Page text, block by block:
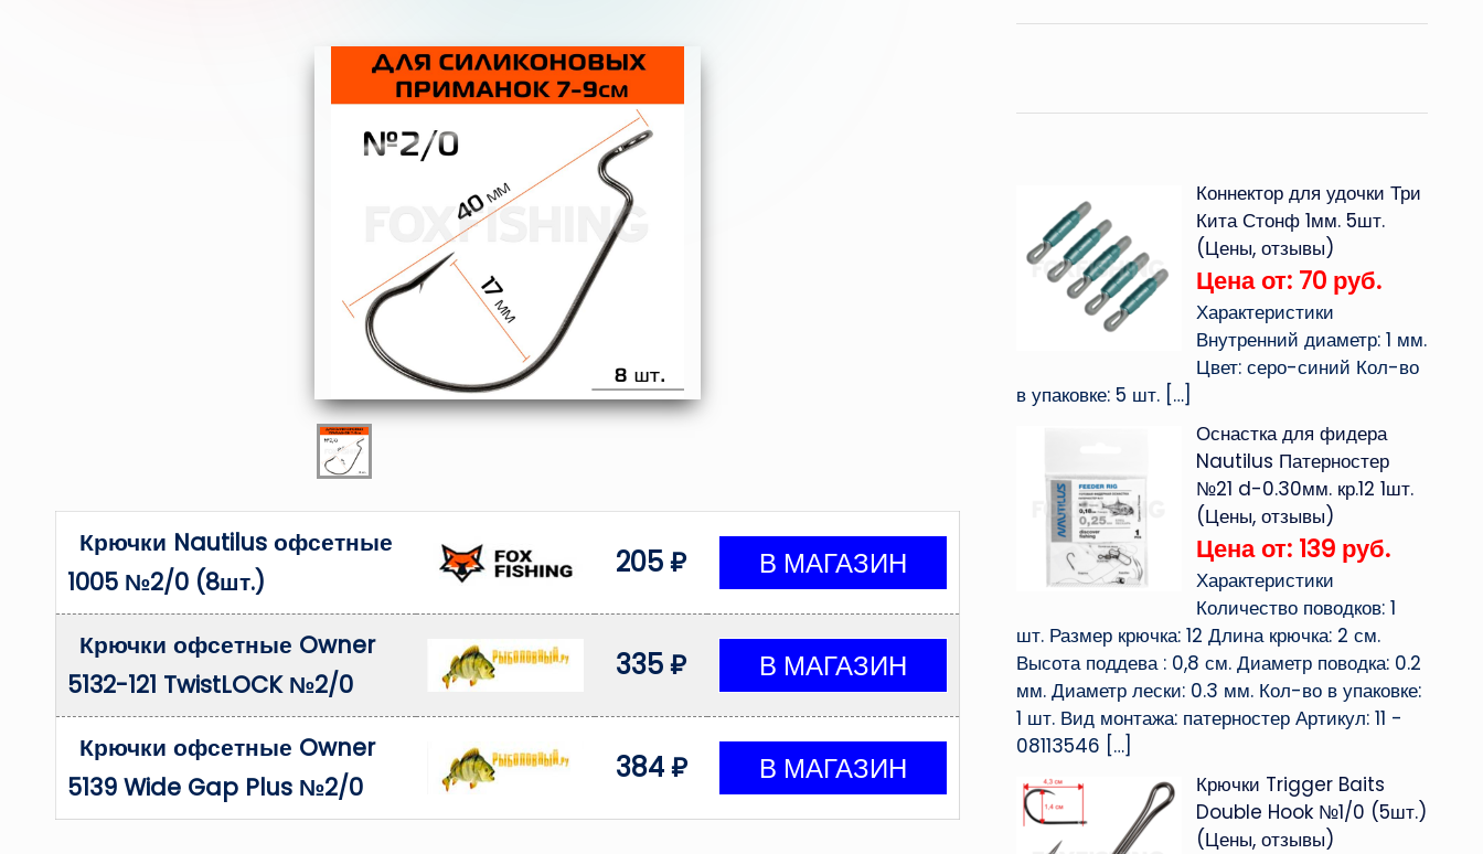
Крючки Nautilus офсетные
1005 №2/0 (8шт.)
205 ₽
Крючки офсетные Owner
5132-121 TwistLOCK №2/0
335 ₽
Крючки офсетные Owner
5139 Wide Gap Plus №2/0
384 ₽
Коннектор для удочки Три
Кита Стонф 1мм. 5шт.
(Цены, отзывы)
Цена от: 70 руб.
Характеристики
Внутренний диаметр: 1 мм.
Цвет: серо-синий Кол-во
в упаковке: 5 шт.[…]
Оснастка для фидера
Nautilus Патерностер
№21 d-0.30мм. кр.12 1шт.
(Цены, отзывы)
Цена от: 139 руб.
Характеристики
Количество поводков: 1
шт. Размер крючка: 12 Длина крючка: 2 см.
Высота поддева : 0,8 см. Диаметр поводка: 0.2
мм. Диаметр лески: 0.3 мм. Кол-во в упаковке:
1 шт. Вид монтажа: патерностер Артикул: 11 -
08113546 […]
Крючки Trigger Baits
Double Hook №1/0 (5шт.)
(Цены, отзывы)